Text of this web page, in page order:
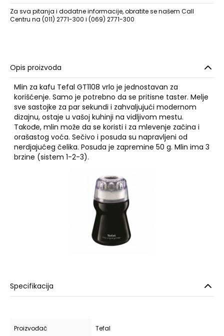
Za sva pitanja i dodatne informacije, obratite se našem Call
Centru na (011) 2771-300 i (069) 2771-300
Opis proizvoda
Mlin za kafu Tefal GT1108 vrlo je jednostavan za
korišćenje. Samo je potrebno da se pritisne taster. Melje
sve sastojke za par sekundi i zahvaljujući modernom
dizajnu, ostaje u vašoj kuhinji na vidljivom mestu.
Takođe, mlin može da se koristi i za mlevenje začina i
orašastog voća. Sečivo i posuda su napravljeni od
nerdjajućeg čelika. Posuda je zapremine 50 g. Mlin ima 3
brzine (sistem 1-2-3).
Specifikacija
Proizvođač Tefal